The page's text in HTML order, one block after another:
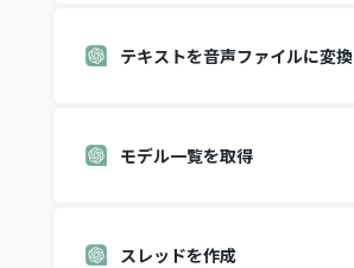
テキストを音声ファイルに変換
モデル一覧を取得
スレッドを作成